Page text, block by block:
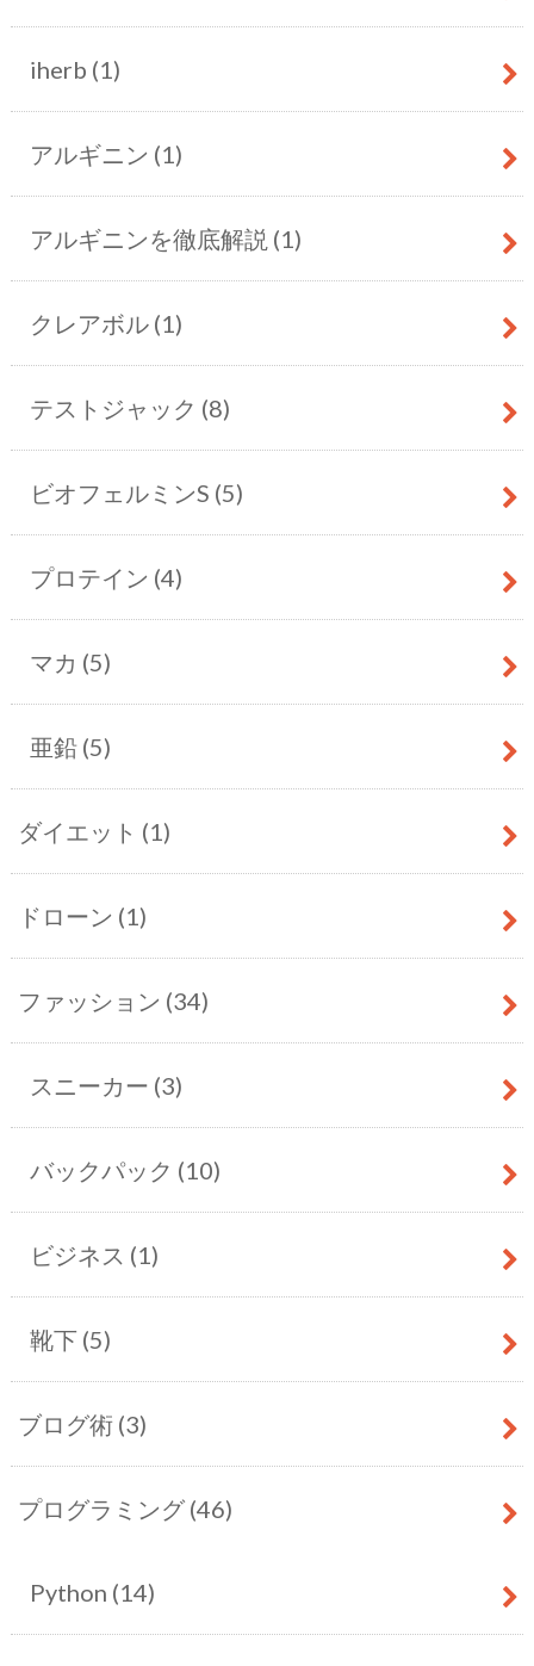
iherb (1)
アルギニン (1)
アルギニンを徹底解説 (1)
クレアボル (1)
テストジャック (8)
ビオフェルミンS (5)
プロテイン (4)
マカ (5)
亜鉛 (5)
ダイエット (1)
ドローン (1)
ファッション (34)
スニーカー (3)
バックパック (10)
ビジネス (1)
靴下 (5)
ブログ術 (3)
プログラミング (46)
Python (14)